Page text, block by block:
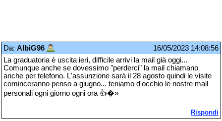
Da: AlbiG96
16/05/2023 14:08:56
La graduatoria è uscita ieri, difficile arrivi la mail già oggi...
Comunque anche se dovessimo "perderci" la mail chiamano
anche per telefono. L'assunzione sarà il 28 agosto quindi le visite
cominceranno penso a giugno... teniamo d'occhio le nostre mail
personali ogni giorno ogni ora 👍�»
Rispondi